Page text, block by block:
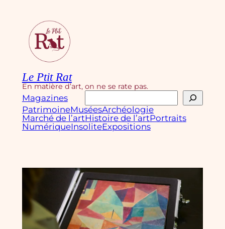
contenu
Le Ptit Rat
En matière d’art, on ne se rate pas.
Magazines
Rechercher
PatrimoineMuséesArchéologie
Marché de l’artHistoire de l’artPortraits
NumériqueInsoliteExpositions